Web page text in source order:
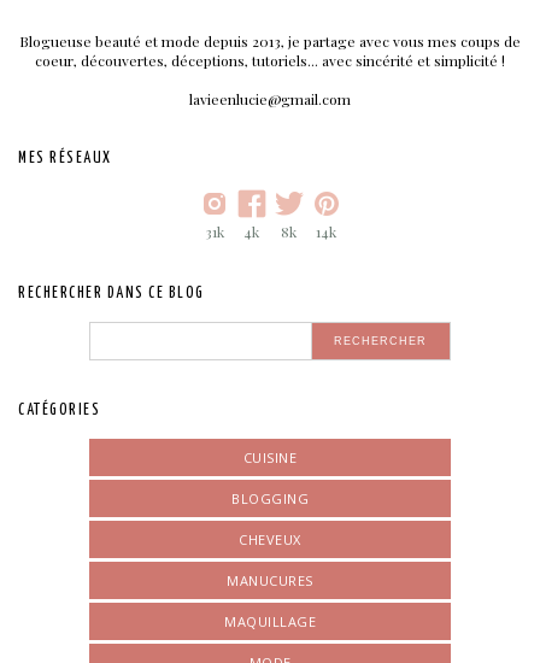
Blogueuse beauté et mode depuis 2013, je partage avec vous mes coups de
coeur, découvertes, déceptions, tutoriels... avec sincérité et simplicité !
lavieenlucie@gmail.com
MES RÉSEAUX
31k 4k 8k 14k
RECHERCHER DANS CE BLOG
CATÉGORIES
CUISINE
BLOGGING
CHEVEUX
MANUCURES
MAQUILLAGE